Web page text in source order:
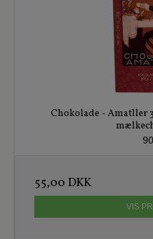
Chokolade - Amatller
55,00 DKK
VIS